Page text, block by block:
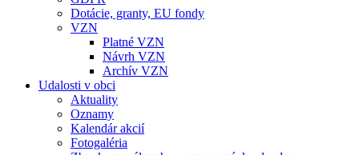
Dotácie, granty, EU fondy
VZN
Platné VZN
Návrh VZN
Archív VZN
Udalosti v obci
Aktuality
Oznamy
Kalendár akcií
Fotogaléria